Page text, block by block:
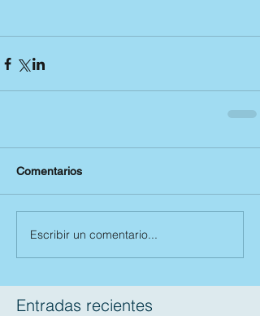
Comentarios
Escribir un comentario...
Entradas recientes